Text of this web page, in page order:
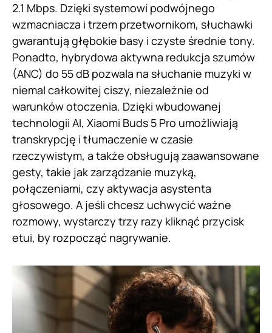
2.1 Mbps. Dzięki systemowi podwójnego
wzmacniacza i trzem przetwornikom, słuchawki
gwarantują głębokie basy i czyste średnie tony.
Ponadto, hybrydowa aktywna redukcja szumów
(ANC) do 55 dB pozwala na słuchanie muzyki w
niemal całkowitej ciszy, niezależnie od
warunków otoczenia. Dzięki wbudowanej
technologii AI, Xiaomi Buds 5 Pro umożliwiają
transkrypcję i tłumaczenie w czasie
rzeczywistym, a także obsługują zaawansowane
gesty, takie jak zarządzanie muzyką,
połączeniami, czy aktywacja asystenta
głosowego. A jeśli chcesz uchwycić ważne
rozmowy, wystarczy trzy razy kliknąć przycisk
etui, by rozpocząć nagrywanie.